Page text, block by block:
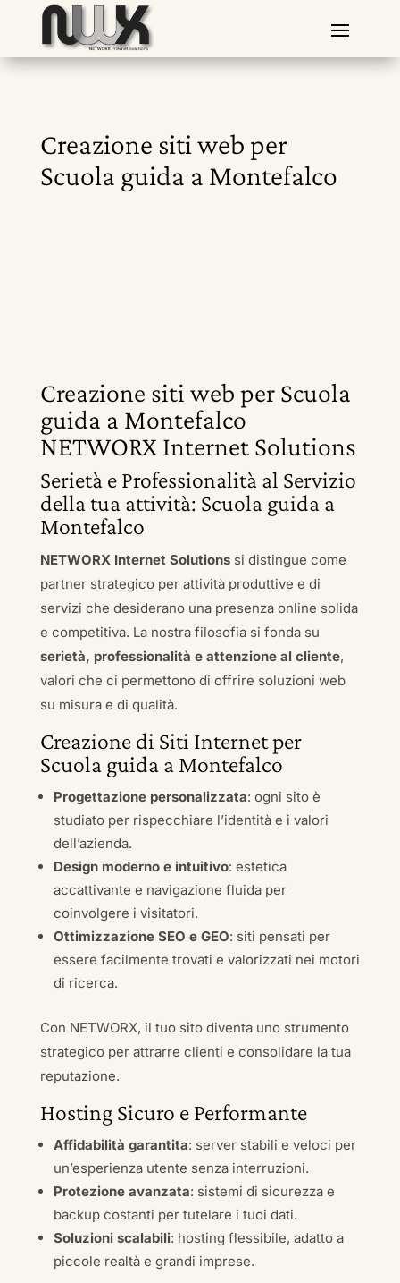
Creazione siti web per
Scuola guida a Montefalco
Creazione siti web per Scuola
guida a Montefalco
NETWORX Internet Solutions
Serietà e Professionalità al Servizio
della tua attività: Scuola guida a
Montefalco
NETWORX Internet Solutionssi distingue come
partner strategico per attività produttive e di
servizi che desiderano una presenza online solida
e competitiva. La nostra filosofia si fonda su
serietà, professionalità e attenzione al cliente,
valori che ci permettono di offrire soluzioni web
su misura e di qualità.
Creazione di Siti Internet per
Scuola guida a Montefalco
Progettazione personalizzata: ogni sito è
studiato per rispecchiare l’identità e i valori
dell’azienda.
Design moderno e intuitivo: estetica
accattivante e navigazione fluida per
coinvolgere i visitatori.
Ottimizzazione SEO e GEO: siti pensati per
essere facilmente trovati e valorizzati nei motori
di ricerca.
Con NETWORX, il tuo sito diventa uno strumento
strategico per attrarre clienti e consolidare la tua
reputazione.
Hosting Sicuro e Performante
Affidabilità garantita: server stabili e veloci per
un’esperienza utente senza interruzioni.
Protezione avanzata: sistemi di sicurezza e
backup costanti per tutelare i tuoi dati.
Soluzioni scalabili: hosting flessibile, adatto a
piccole realtà e grandi imprese.